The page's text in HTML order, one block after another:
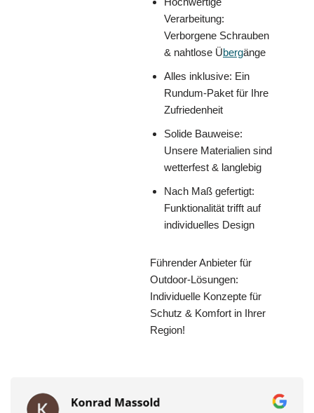
Verarbeitung:
Verborgene Schrauben
& nahtlose Übergänge
Alles inklusive: Ein
Rundum-Paket für Ihre
Zufriedenheit
Solide Bauweise:
Unsere Materialien sind
wetterfest & langlebig
Nach Maß gefertigt:
Funktionalität trifft auf
individuelles Design
Führender Anbieter für
Outdoor-Lösungen:
Individuelle Konzepte für
Schutz & Komfort in Ihrer
Region!